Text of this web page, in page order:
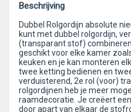
Beschrijving
Dubbel Rolgordijn absolute
kunt met dubbel rolgordijn,
(transparant stof)
geschikt voor elke kamer
keuken en je kan monteren
twee ketting bedienen en
verduisterend, 2e rol (voor)
rolgordijnen heb je meer
raamdecoratie. Je creëert
door apart van elkaar de